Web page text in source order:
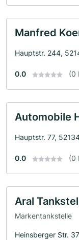
Manfred
Hauptstr. 244,
0.0 (0
Automobile
Hauptstr. 77,
0.0 (0
Aral
Markentankstelle
Heinsberger Str.